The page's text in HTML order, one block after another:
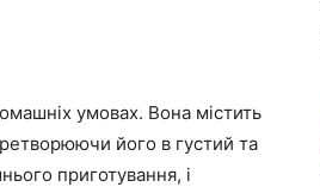
умовах. Вона містить
його в густий та
приготування, і